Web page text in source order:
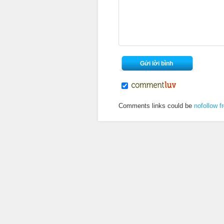
Comments links could be nofollow